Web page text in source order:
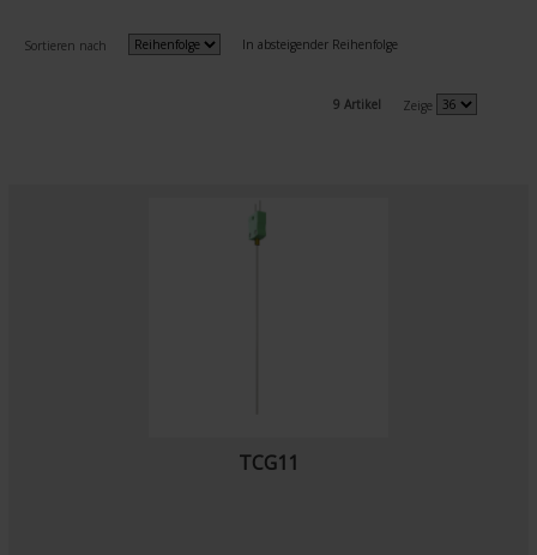
Sortieren nach In absteigender Reihenfolge
9 Artikel Zeige
TCG11